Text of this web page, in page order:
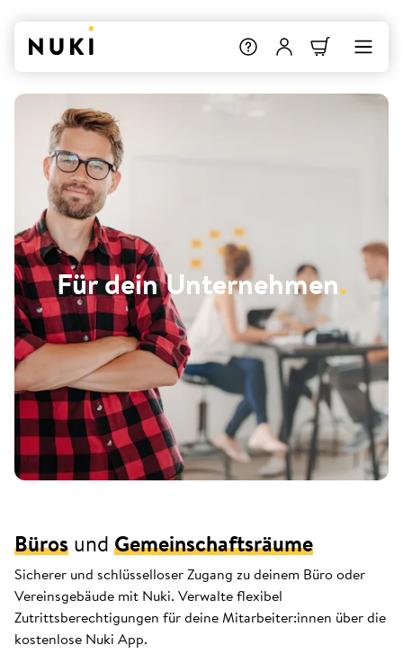
Für dein Unternehmen.
Büros und Gemeinschaftsräume
Sicherer und schlüsselloser Zugang zu deinem Büro oder
Vereinsgebäude mit Nuki. Verwalte flexibel
Zutrittsberechtigungen für deine Mitarbeiter:innen über die
kostenlose Nuki App.